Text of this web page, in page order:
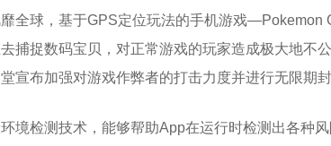
全球，基于GPS定位玩法的手机游戏—Pokemon
捕捉数码宝贝，对正常游戏的玩家造成极大地不
宣布加强对游戏作弊者的打击力度并进行无限期封
境检测技术，能够帮助App在运⾏时检测出各种